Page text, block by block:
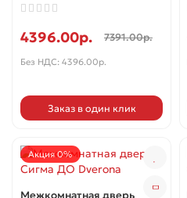
4396.00р. 7391.00р.
Без НДС: 4396.00р.
Заказ в один клик
Акция 0%
Межкомнатная дверь